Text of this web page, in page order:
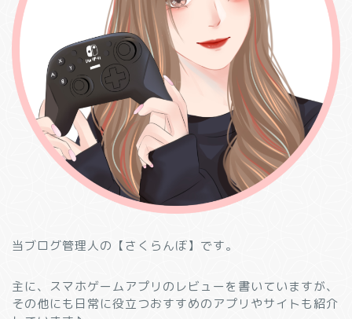
当ブログ管理人の【さくらんぼ】です。
主に、スマホゲームアプリのレビューを書いていますが、
その他にも日常に役立つおすすめのアプリやサイトも紹介